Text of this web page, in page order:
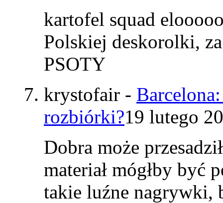
kartofel squad
Polskiej deskorolki,
PSOTY
krystofair -
rozbiórki?19 lutego
Dobra może
materiał mógłby być
takie luźne nagrywki,